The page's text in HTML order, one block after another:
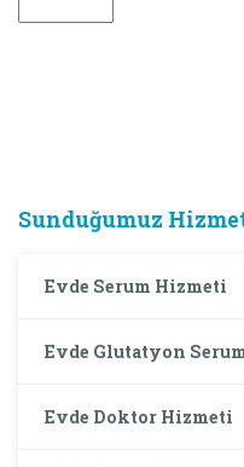
Sunduğumuz
Evde Serum Hizmeti
Evde Glutatyon
Evde Doktor Hizmeti